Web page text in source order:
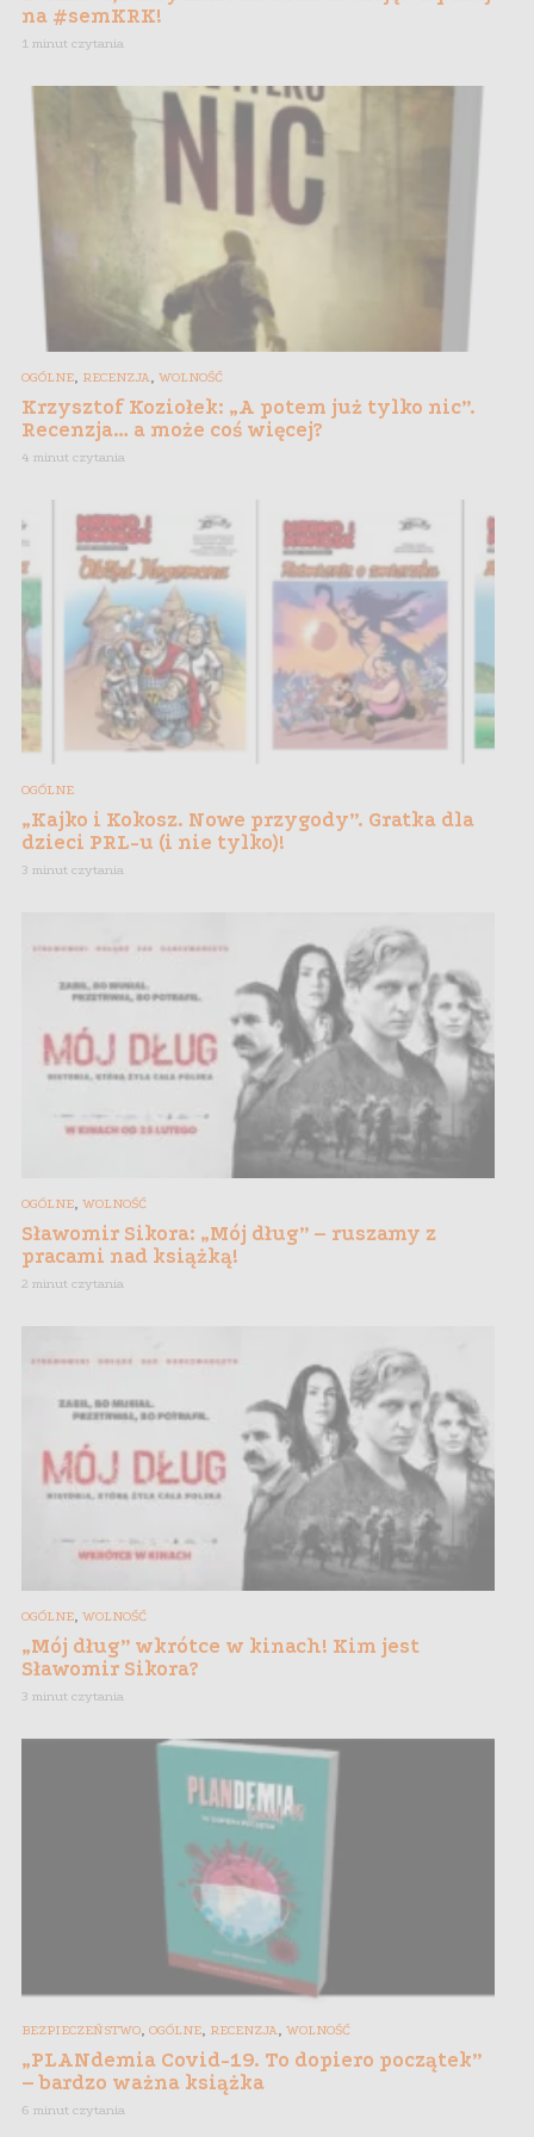
na #semKRK!
1 minut czytania
OGÓLNE RECENZJA WOLNOŚĆ
Krzysztof Koziołek: „A potem już tylko nic”.
Recenzja… a może coś więcej?
4 minut czytania
OGÓLNE
„Kajko i Kokosz. Nowe przygody”. Gratka dla
dzieci PRL-u (i nie tylko)!
3 minut czytania
OGÓLNE WOLNOŚĆ
Sławomir Sikora: „Mój dług” – ruszamy z
pracami nad książką!
2 minut czytania
OGÓLNE, WOLNOŚĆ
„Mój dług” wkrótce w kinach! Kim jest
Sławomir Sikora?
3 minut czytania
BEZPIECZEŃSTWO OGÓLNE RECENZJA WOLNOŚĆ
„PLANdemia Covid-19. To dopiero początek”
– bardzo ważna książka
6 minut czytania